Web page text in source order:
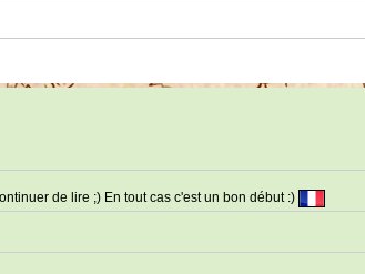
de lire ;) En tout cas c'est un bon début :)